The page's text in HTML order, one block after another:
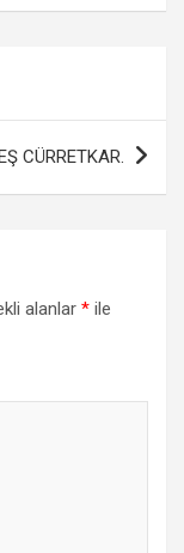
CÜRRETKAR.
alanlar * ile